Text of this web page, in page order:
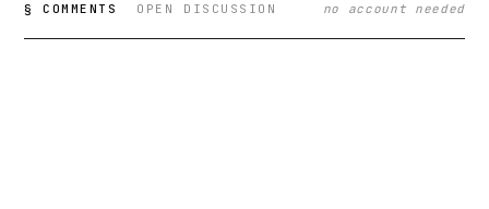
§ COMMENTS OPEN DISCUSSION no account needed